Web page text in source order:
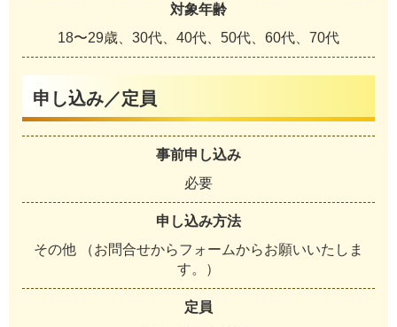
対象年齢
18〜29歳、30代、40代、50代、60代、70代
申し込み／定員
事前申し込み
必要
申し込み方法
その他 （お問合せからフォームからお願いいたしま
す。）
定員